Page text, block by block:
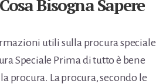
Bisogna Sapere
utili sulla procura speciale
Speciale Prima di tutto è bene
procura. La procura, secondo le